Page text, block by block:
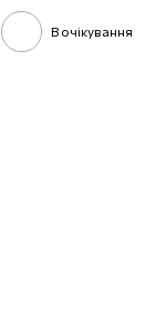
В очікування